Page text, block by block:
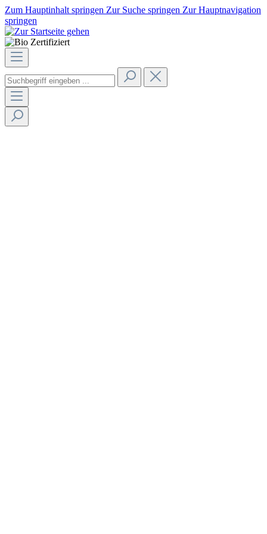
Zum Hauptinhalt springen Zur Suche springen Zur Hauptnavigation
springen